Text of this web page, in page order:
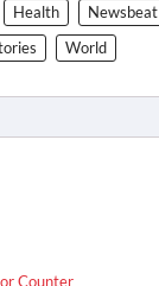
Health Newsbeat
World
Counter